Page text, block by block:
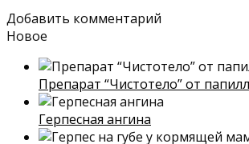
Добавить комментарий
Новое
Препарат “Чистотело” от
Герпесная ангина